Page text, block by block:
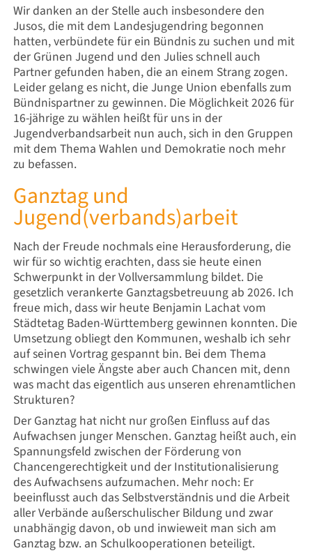
Wir danken an der Stelle auch insbesondere den
Jusos, die mit dem Landesjugendring begonnen
hatten, verbündete für ein Bündnis zu suchen und mit
der Grünen Jugend und den Julies schnell auch
Partner gefunden haben, die an einem Strang zogen.
Leider gelang es nicht, die Junge Union ebenfalls zum
Bündnispartner zu gewinnen. Die Möglichkeit 2026 für
16-jährige zu wählen heißt für uns in der
Jugendverbandsarbeit nun auch, sich in den Gruppen
mit dem Thema Wahlen und Demokratie noch mehr
zu befassen.
Ganztag und
Jugend(verbands)arbeit
Nach der Freude nochmals eine Herausforderung, die
wir für so wichtig erachten, dass sie heute einen
Schwerpunkt in der Vollversammlung bildet. Die
gesetzlich verankerte Ganztagsbetreuung ab 2026. Ich
freue mich, dass wir heute Benjamin Lachat vom
Städtetag Baden-Württemberg gewinnen konnten. Die
Umsetzung obliegt den Kommunen, weshalb ich sehr
auf seinen Vortrag gespannt bin. Bei dem Thema
schwingen viele Ängste aber auch Chancen mit, denn
was macht das eigentlich aus unseren ehrenamtlichen
Strukturen?
Der Ganztag hat nicht nur großen Einfluss auf das
Aufwachsen junger Menschen. Ganztag heißt auch, ein
Spannungsfeld zwischen der Förderung von
Chancengerechtigkeit und der Institutionalisierung
des Aufwachsens aufzumachen. Mehr noch: Er
beeinflusst auch das Selbstverständnis und die Arbeit
aller Verbände außerschulischer Bildung und zwar
unabhängig davon, ob und inwieweit man sich am
Ganztag bzw. an Schulkooperationen beteiligt.